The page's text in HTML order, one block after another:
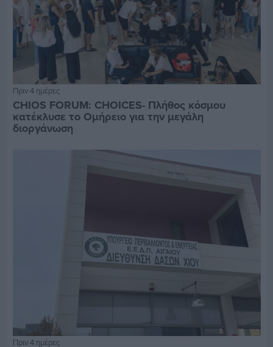
Πριν 4 ημέρες
CHIOS FORUM: CHOICES- Πλήθος κόσμου
κατέκλυσε το Ομήρειο για την μεγάλη
διοργάνωση
Πριν 4 ημέρες